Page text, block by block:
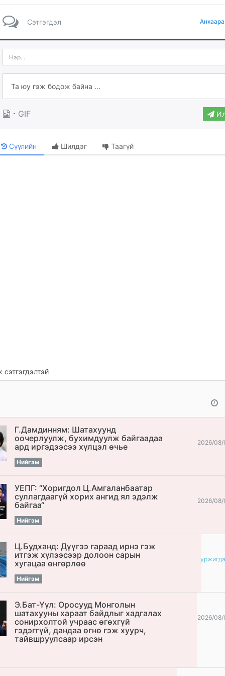
Сэтгэгдэл
· GIF
Сүүлийн Шилдэг Таагүй
Г.Дамдинням: Шатахуунд
оочерлуулж, бухимдуулж байгаадаа
ард иргэдээсээ хүлцэл өчье
Нийгэм
2026/08/
УЕПГ: “Хоригдол Ц.Амгаланбаатар
cуллагдаагүй хорих ангид ял эдэлж
байгаа“
Нийгэм
2026/08/
Ц.Будханд: Дүүгээ гараад ирнэ гэж
итгэж хүлээсээр долоон сарын
хугацаа өнгөрлөө
Нийгэм
Э.Бат-Үүл: Оросууд Монголын
шатахууны хараат байдлыг хадгалах
сонирхолтой учраас өгөхгүй
гэдэггүй, дандаа өгнө гэж хуурч,
тайвшруулсаар ирсэн
2026/08/